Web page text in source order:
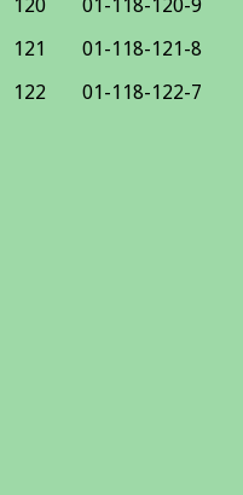
120
01-118-120-9
121
01-118-121-8
122
01-118-122-7